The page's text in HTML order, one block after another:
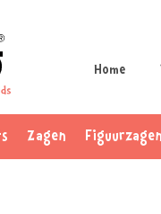
Home
Zagen Figuurzagen